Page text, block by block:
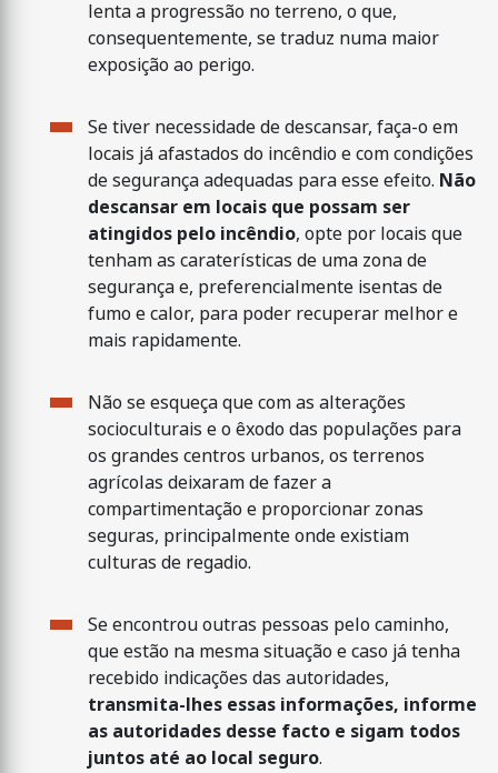
lenta a progressão no terreno, o que,
consequentemente, se traduz numa maior
exposição ao perigo.
Se tiver necessidade de descansar, faça-o em
locais já afastados do incêndio e com condições
de segurança adequadas para esse efeito. Não
descansar em locais que possam ser
atingidos pelo incêndio, opte por locais que
tenham as caraterísticas de uma zona de
segurança e, preferencialmente isentas de
fumo e calor, para poder recuperar melhor e
mais rapidamente.
Não se esqueça que com as alterações
socioculturais e o êxodo das populações para
os grandes centros urbanos, os terrenos
agrícolas deixaram de fazer a
compartimentação e proporcionar zonas
seguras, principalmente onde existiam
culturas de regadio.
Se encontrou outras pessoas pelo caminho,
que estão na mesma situação e caso já tenha
recebido indicações das autoridades,
transmita-lhes essas informações, informe
as autoridades desse facto e sigam todos
juntos até ao local seguro.